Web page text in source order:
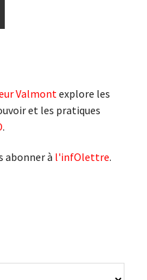
Valmontexplore les
et les pratiques
.
abonner à l'infOlettre.